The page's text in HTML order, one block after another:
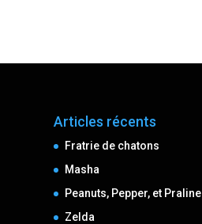
Articles récents
Fratrie de chatons
Masha
Peanuts, Pepper, et Praline
Zelda